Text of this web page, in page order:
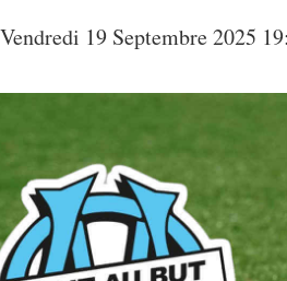
Vendredi 19 Septembre 2025